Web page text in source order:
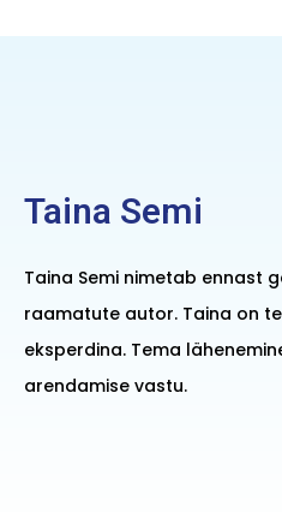
Taina Semi
Taina Semi nimetab ennast
raamatute autor. Taina on
eksperdina. Tema
arendamise vastu.